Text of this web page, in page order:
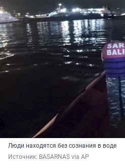
Люди находятся без сознания в воде
Источник: BASARNAS via AP